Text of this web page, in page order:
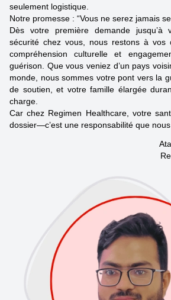
seulement logistique.
Notre promesse : “Vous ne serez jamais
Dès votre première demande
sécurité chez vous, nous restons à vos
compréhension culturelle et
guérison. Que vous veniez d’un pays
monde, nous sommes votre pont vers la
de soutien, et votre famille élargée
charge.
Car chez Regimen Healthcare, votre
dossier—c’est une responsabilité que nous